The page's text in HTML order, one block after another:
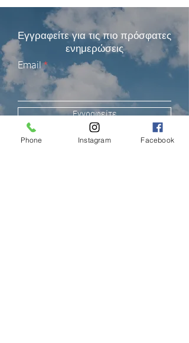
Εγγραφείτε για τις πιο πρόσφατες
ενημερώσεις
Email
Εγγραφείτε
Phone Instagram Facebook